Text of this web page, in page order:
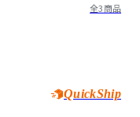
全3商品
QuickShip